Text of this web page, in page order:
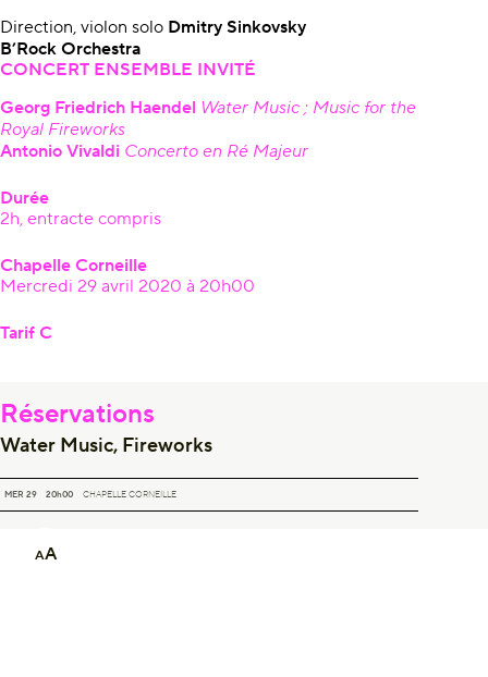
AA
Direction, violon solo Dmitry Sinkovsky
B’Rock Orchestra
CONCERT ENSEMBLE INVITÉ
Georg Friedrich Haendel Water Music ; Music for the
Royal Fireworks
Antonio Vivaldi Concerto en Ré Majeur
Durée
2h, entracte compris
Chapelle Corneille
Mercredi 29 avril 2020 à 20h00
Tarif C
Réservations
Water Music, Fireworks
MER 29 20h00
WATER MUSIC, FIREWORKSCHAPELLE CORNEILLE